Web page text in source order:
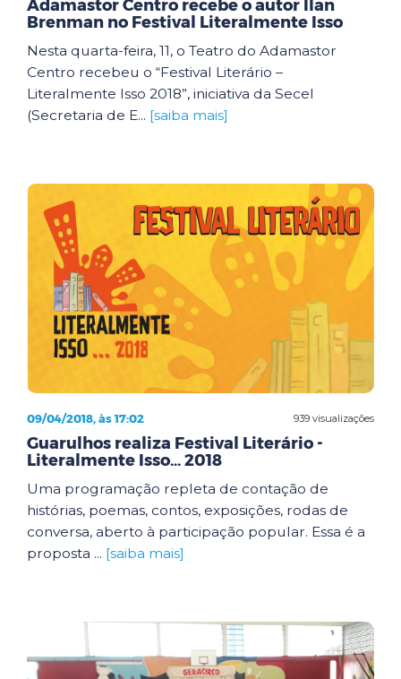
Adamastor Centro recebe o autor Ilan
Brenman no Festival Literalmente Isso
Nesta quarta-feira, 11, o Teatro do Adamastor
Centro recebeu o “Festival Literário –
Literalmente Isso 2018”, iniciativa da Secel
(Secretaria de E... [saiba mais]
939 visualizações
09/04/2018, às 17:02
Guarulhos realiza Festival Literário -
Literalmente Isso... 2018
Uma programação repleta de contação de
histórias, poemas, contos, exposições, rodas de
conversa, aberto à participação popular. Essa é a
proposta ... [saiba mais]